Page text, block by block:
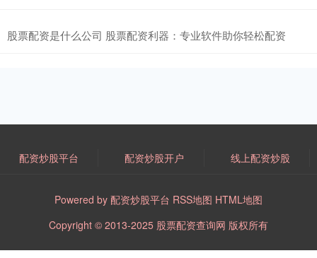
股票配资是什么公司 股票配资利器：专业软件助你轻松配资
配资炒股平台 配资炒股开户 线上配资炒股
Powered by 配资炒股平台 RSS地图 HTML地图
Copyright © 2013-2025 股票配资查询网 版权所有